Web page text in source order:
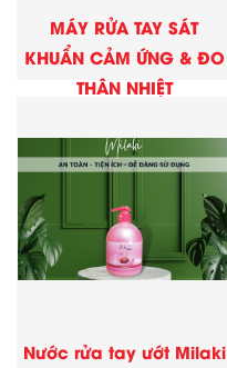
MÁY RỬA TAY SÁT
KHUẨN CẢM ỨNG & ĐO
THÂN NHIỆT
Nước rửa tay ướt Milaki